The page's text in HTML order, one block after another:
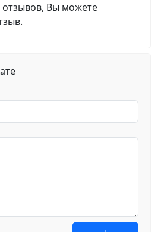
отзывов, Вы можете